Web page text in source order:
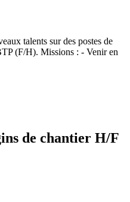
talents sur des postes de
(F/H). Missions : - Venir en
de chantier H/F